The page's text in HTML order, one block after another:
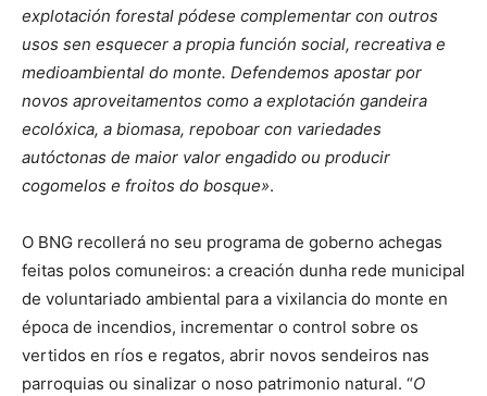
explotación forestal pódese complementar con outros
usos sen esquecer a propia función social, recreativa e
medioambiental do monte. Defendemos apostar por
novos aproveitamentos como a explotación gandeira
ecolóxica, a biomasa, repoboar con variedades
autóctonas de maior valor engadido ou producir
cogomelos e froitos do bosque».
O BNG recollerá no seu programa de goberno achegas
feitas polos comuneiros: a creación dunha rede municipal
de voluntariado ambiental para a vixilancia do monte en
época de incendios, incrementar o control sobre os
vertidos en ríos e regatos, abrir novos sendeiros nas
parroquias ou sinalizar o noso patrimonio natural. “O